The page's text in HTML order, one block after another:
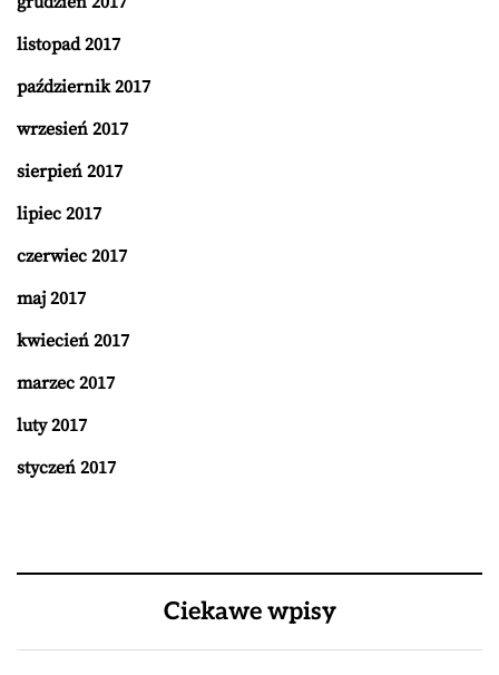
listopad 2017
październik 2017
wrzesień 2017
sierpień 2017
lipiec 2017
czerwiec 2017
maj 2017
kwiecień 2017
marzec 2017
luty 2017
styczeń 2017
Ciekawe wpisy